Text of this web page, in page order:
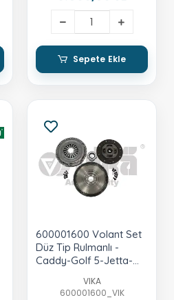
Sepete Ekle
600001600 Volant Set
Düz Tip Rulmanlı -
Caddy-Golf 5-Jetta-
VIKA
600001600_VIK